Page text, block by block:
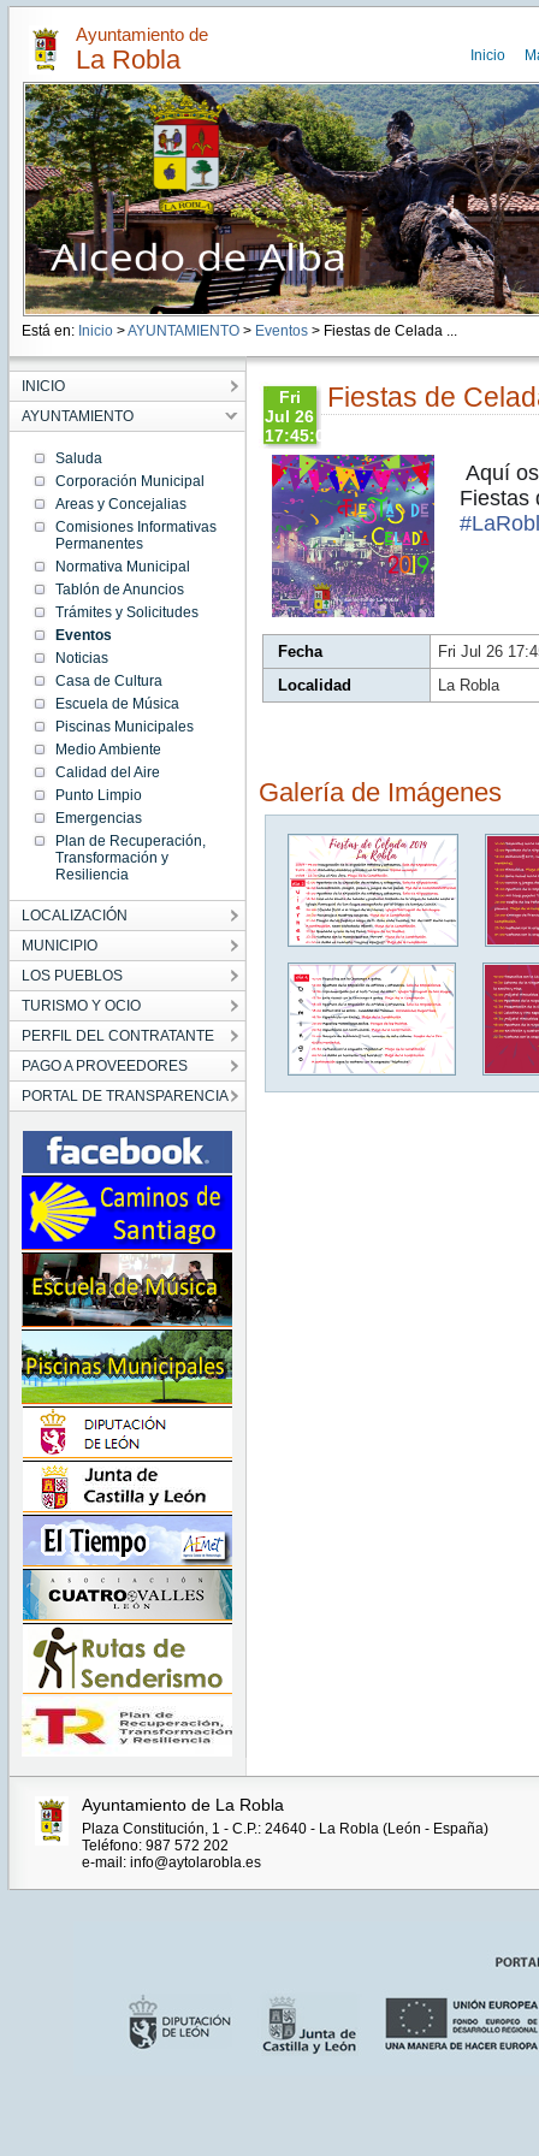
Ayuntamiento de
La Robla Inicio
Está en: Inicio >AYUNTAMIENTO> Eventos> Fiestas de Celada ...
INICIO
AYUNTAMIENTO
Saluda
Corporación Municipal
Areas y Concejalias
Comisiones Informativas
Permanentes
Normativa Municipal
Tablón de Anuncios
Trámites y Solicitudes
Eventos
Noticias
Casa de Cultura
Escuela de Música
Piscinas Municipales
Medio Ambiente
Calidad del Aire
Punto Limpio
Emergencias
Plan de Recuperación,
Transformación y
Resiliencia
LOCALIZACIÓN
MUNICIPIO
LOS PUEBLOS
TURISMO Y OCIO
PERFIL DEL CONTRATANTE
PAGO A PROVEEDORES
PORTAL DE TRANSPARENCIA
Fri
Jul 26
17:45:00
CEST
2019
Fri Jul
26
17:45:00
CEST
2019
Fri Jul 26
17:45:00
CEST
2019
Fiestas de
Aquí
Fiestas
#
Fecha
Fri Jul 26
Localidad
La Robla
Galería de Imágenes
Ayuntamiento de La Robla
Plaza Constitución, 1 - C.P.: 24640 - La Robla (León - España)
Teléfono: 987 572 202
e-mail: info@aytolarobla.es